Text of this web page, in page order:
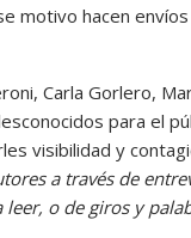
motivo hacen
Carla Gorlero,
para el
visibilidad y
a través de
o de giros y